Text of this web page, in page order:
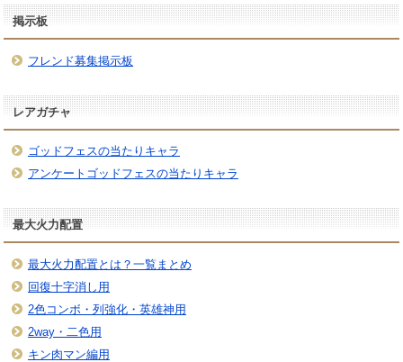
掲示板
フレンド募集掲示板
レアガチャ
ゴッドフェスの当たりキャラ
アンケートゴッドフェスの当たりキャラ
最大火力配置
最大火力配置とは？一覧まとめ
回復十字消し用
2色コンボ・列強化・英雄神用
2way・二色用
キン肉マン編用